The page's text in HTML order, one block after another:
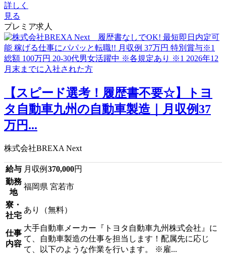
詳しく
見る
プレミア求人
【スピード選考！履歴書不要☆】トヨ
タ自動車九州の自動車製造｜月収例37
万円...
株式会社BREXA Next
給与 月収例 370,000円
勤務
地
福岡県 宮若市
寮・
社宅
あり（無料）
仕事
内容
大手自動車メーカー『トヨタ自動車九州株式会社』に
て、自動車製造の仕事を担当します！配属先に応じ
て、以下のような作業を行います。 ※雇...